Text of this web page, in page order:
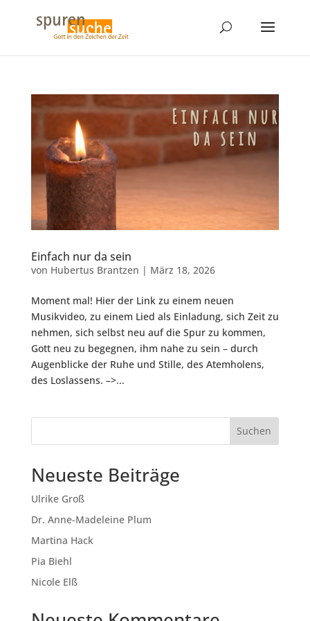
Einfach nur da sein
von Hubertus Brantzen | März 18, 2026
Moment mal! Hier der Link zu einem neuen
Musikvideo, zu einem Lied als Einladung, sich Zeit zu
nehmen, sich selbst neu auf die Spur zu kommen,
Gott neu zu begegnen, ihm nahe zu sein – durch
Augenblicke der Ruhe und Stille, des Atemholens,
des Loslassens. –>...
Suchen
Neueste Beiträge
Ulrike Groß
Dr. Anne-Madeleine Plum
Martina Hack
Pia Biehl
Nicole Elß